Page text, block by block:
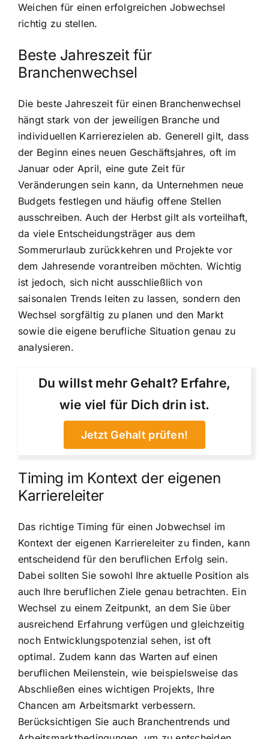
Weichen für einen erfolgreichen Jobwechsel
richtig zu stellen.
Beste Jahreszeit für
Branchenwechsel
Die beste Jahreszeit für einen Branchenwechsel
hängt stark von der jeweiligen Branche und
individuellen Karrierezielen ab. Generell gilt, dass
der Beginn eines neuen Geschäftsjahres, oft im
Januar oder April, eine gute Zeit für
Veränderungen sein kann, da Unternehmen neue
Budgets festlegen und häufig offene Stellen
ausschreiben. Auch der Herbst gilt als vorteilhaft,
da viele Entscheidungsträger aus dem
Sommerurlaub zurückkehren und Projekte vor
dem Jahresende vorantreiben möchten. Wichtig
ist jedoch, sich nicht ausschließlich von
saisonalen Trends leiten zu lassen, sondern den
Wechsel sorgfältig zu planen und den Markt
sowie die eigene berufliche Situation genau zu
analysieren.
Du willst mehr Gehalt? Erfahre,
wie viel für Dich drin ist.
Jetzt Gehalt prüfen!
Timing im Kontext der eigenen
Karriereleiter
Das richtige Timing für einen Jobwechsel im
Kontext der eigenen Karriereleiter zu finden, kann
entscheidend für den beruflichen Erfolg sein.
Dabei sollten Sie sowohl Ihre aktuelle Position als
auch Ihre beruflichen Ziele genau betrachten. Ein
Wechsel zu einem Zeitpunkt, an dem Sie über
ausreichend Erfahrung verfügen und gleichzeitig
noch Entwicklungspotenzial sehen, ist oft
optimal. Zudem kann das Warten auf einen
beruflichen Meilenstein, wie beispielsweise das
Abschließen eines wichtigen Projekts, Ihre
Chancen am Arbeitsmarkt verbessern.
Berücksichtigen Sie auch Branchentrends und